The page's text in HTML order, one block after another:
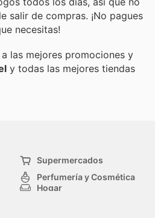
salir de compras. ¡No pagues
necesitas!
las mejores promociones y
y todas las mejores tiendas
Supermercados
Perfumería y Cosmética
Hogar